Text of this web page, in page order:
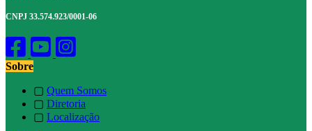
CNPJ 33.574.923/0001-06
Sobre
▢ Quem Somos
▢ Diretoria
▢ Localização